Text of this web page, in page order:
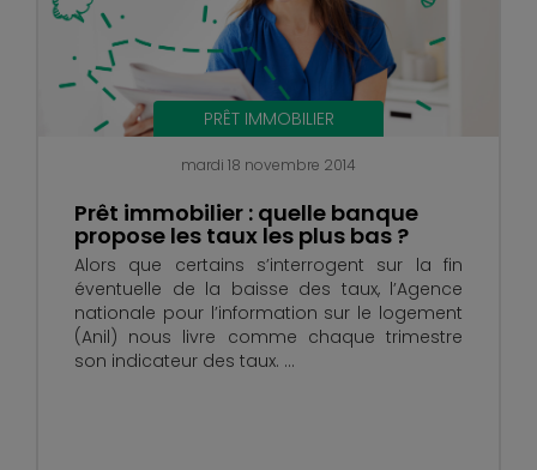
PRÊT IMMOBILIER
mardi 18 novembre 2014
Prêt immobilier : quelle banque
propose les taux les plus bas ?
Alors que certains s’interrogent sur la fin
éventuelle de la baisse des taux, l’Agence
nationale pour l’information sur le logement
(Anil) nous livre comme chaque trimestre
son indicateur des taux. ...